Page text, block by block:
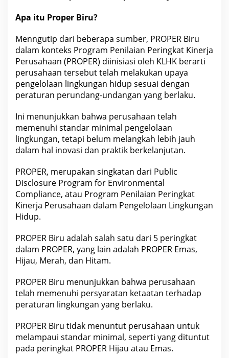
Apa itu Proper Biru?
Menngutip dari beberapa sumber, PROPER Biru
dalam konteks Program Penilaian Peringkat Kinerja
Perusahaan (PROPER) diinisiasi oleh KLHK berarti
perusahaan tersebut telah melakukan upaya
pengelolaan lingkungan hidup sesuai dengan
peraturan perundang-undangan yang berlaku.
Ini menunjukkan bahwa perusahaan telah
memenuhi standar minimal pengelolaan
lingkungan, tetapi belum melangkah lebih jauh
dalam hal inovasi dan praktik berkelanjutan.
PROPER, merupakan singkatan dari Public
Disclosure Program for Environmental
Compliance, atau Program Penilaian Peringkat
Kinerja Perusahaan dalam Pengelolaan Lingkungan
Hidup.
PROPER Biru adalah salah satu dari 5 peringkat
dalam PROPER, yang lain adalah PROPER Emas,
Hijau, Merah, dan Hitam.
PROPER Biru menunjukkan bahwa perusahaan
telah memenuhi persyaratan ketaatan terhadap
peraturan lingkungan yang berlaku.
PROPER Biru tidak menuntut perusahaan untuk
melampaui standar minimal, seperti yang dituntut
pada peringkat PROPER Hijau atau Emas.